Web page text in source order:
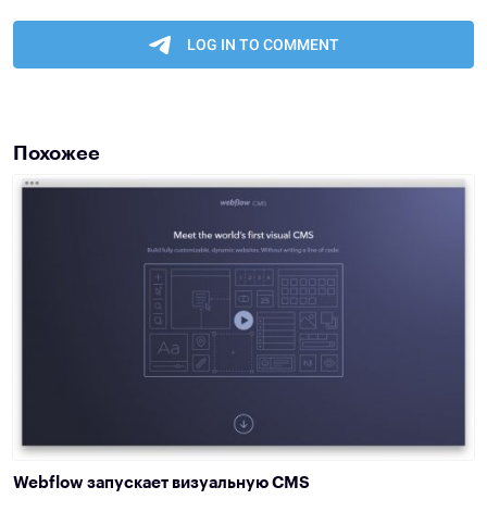
Похожее
Webflow запускает визуальную CMS